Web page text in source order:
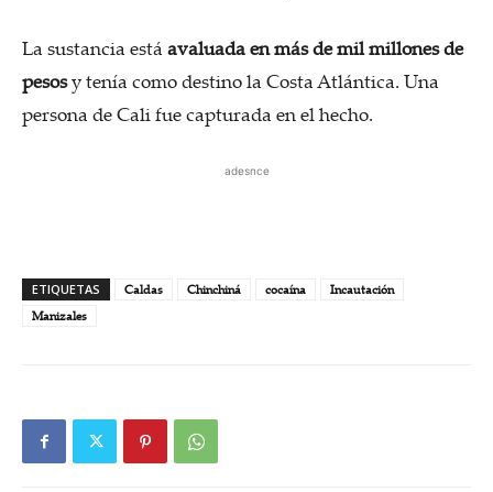
La sustancia está avaluada en más de mil millones de
pesosy tenía como destino la Costa Atlántica. Una
persona de Cali fue capturada en el hecho.
adesnce
ETIQUETAS Caldas Chinchiná cocaína
Incautación
Manizales